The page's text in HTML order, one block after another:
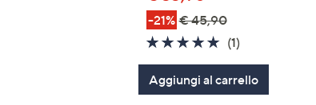
-21% € 45,90
5.0
5
Stars
(1)1
Aggiungi al carrello